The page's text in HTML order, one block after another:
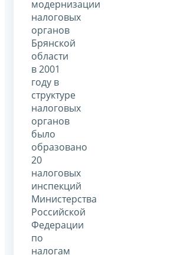
модернизации
налоговых
органов
Брянской
области
в 2001
году в
структуре
налоговых
органов
было
образовано
20
налоговых
инспекций
Министерства
Российской
Федерации
по
налогам